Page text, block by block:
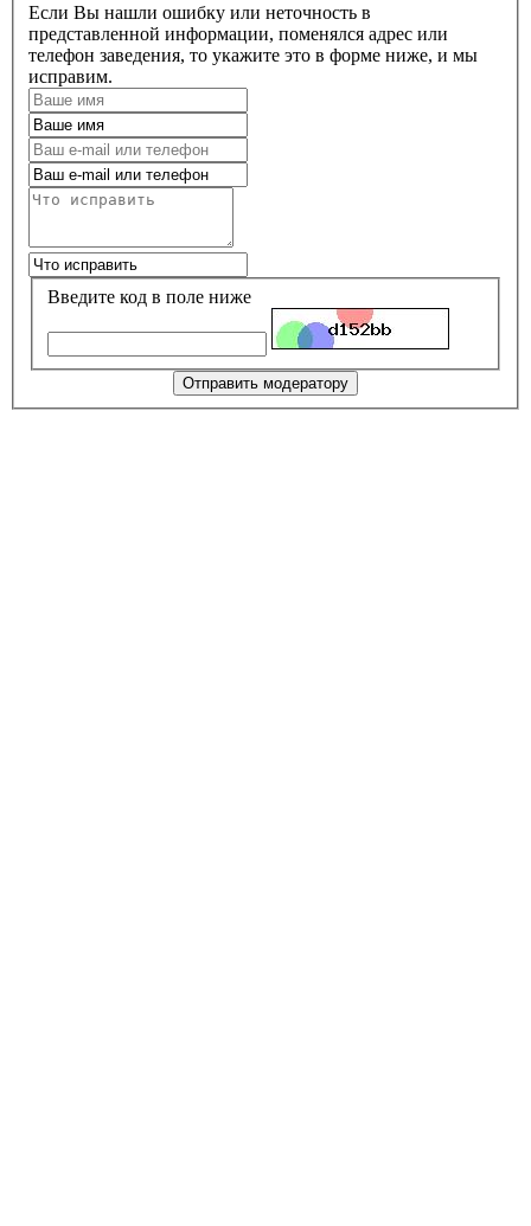
Если Вы нашли ошибку или неточность в
представленной информации, поменялся адрес или
телефон заведения, то укажите это в форме ниже, и мы
исправим.
Введите код в поле ниже
Отправить модератору